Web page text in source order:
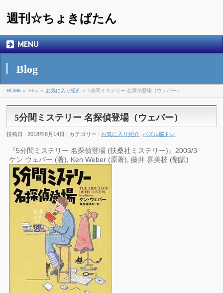
週刊☆ちょきぱたん
MENU
Blog
HOME » Blog » お気に入り紹介 » 5分間ミステリー 名探偵登場（ウェバー）
5分間ミステリー 名探偵登場（ウェバー）
投稿日 : 2018年8月14日 | カテゴリー : お気に入り紹介 パズル脳トレ
『5分間ミステリー 名探偵登場 (扶桑社ミステリー)』2003/3
ケン ウェバー (著), Ken Weber (原著), 藤井 喜美枝 (翻訳)